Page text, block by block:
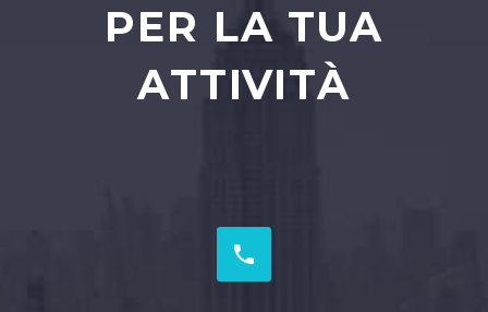
PER LA TUA
ATTIVITÀ

